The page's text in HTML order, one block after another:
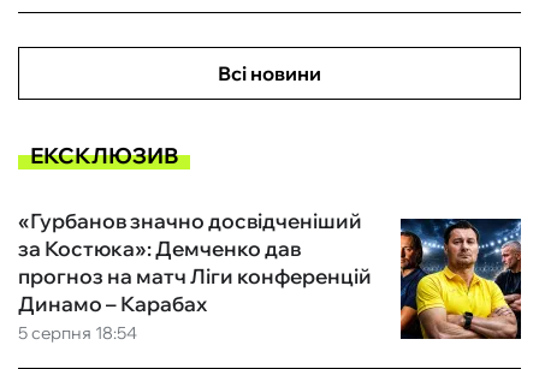
Всі новини
ЕКСКЛЮЗИВ
5 серпня 18:54
«Гурбанов значно досвідченіший
за Костюка»: Демченко дав
прогноз на матч Ліги конференцій
Динамо – Карабах